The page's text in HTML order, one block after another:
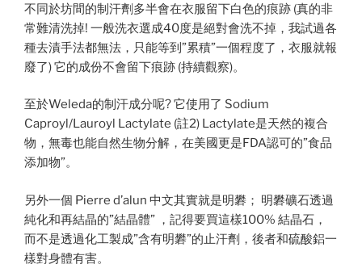
不同於坊間的制汗劑多半會在衣服留下白色的痕跡 (真的非
常難清洗掉! 一般洗衣選成40度是絕對會洗不掉，我試過各
種去漬手法都無法，只能等到”累積”一個程度了，衣服就報
廢了) 它的成份不會留下痕跡 (持續觀察)。
至於Weleda的制汗成分呢? 它使用了 Sodium
Caproyl/Lauroyl Lactylate (註2) Lactylate是天然的複合
物，無毒也能自然生物分解，在美國更是FDA認可的”食品
添加物”。
另外一個 Pierre d’alun 中文其實就是明礬； 明礬礦石透過
純化和再結晶的”結晶體” ，記得要買這樣100% 結晶石，
而不是透過化工製成”含有明礬”的止汗劑，後者和硫酸鋁一
樣對身體有害。